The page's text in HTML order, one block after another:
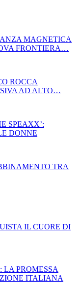
MAGNETICA
FRONTIERA…
ROCCA
AD ALTO…
SPEAXX’:
DONNE
TRA
IL CUORE DI
PROMESSA
ITALIANA